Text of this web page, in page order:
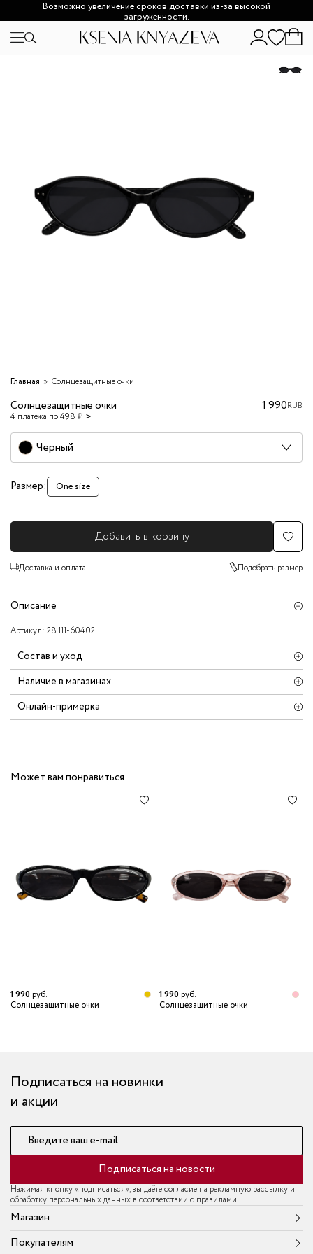
Возможно увеличение сроков доставки из-за высокой
загруженности.
Главная Солнцезащитные очки
Солнцезащитные очки
4 платежа по 498 ₽
1 990RUB
Черный
Размер: One size
Добавить в корзину
Доставка и оплата Подобрать размер
Описание
Артикул: 28.111-60402
Состав и уход
Наличие в магазинах
Онлайн-примерка
Может вам понравиться
1 990руб.
Солнцезащитные очки
1 990руб.
Солнцезащитные очки
Подписаться на новинки
и акции
Введите ваш e-mail
Подписаться на новости
Нажимая кнопку «подписаться», вы даёте согласие на рекламную рассылку и
обработку персональных данных в соответствии с правилами.
Магазин
Покупателям